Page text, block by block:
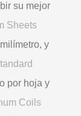
su mejor
Sheets
y
por hoja y
Coils